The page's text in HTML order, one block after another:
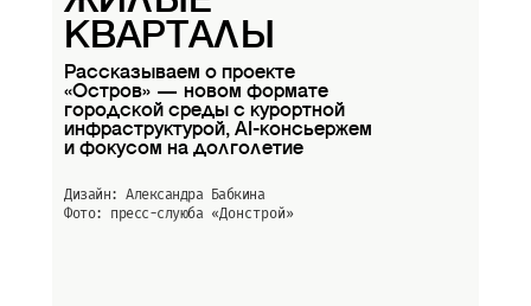
КВАРТАЛЫ
Рассказываем о проекте
«Остров» — новом формате
городской среды с курортной
инфраструктурой, AI-консьержем
и фокусом на долголетие
Дизайн: Александра Бабкина
Фото: пресс-слуюба «Донстрой»